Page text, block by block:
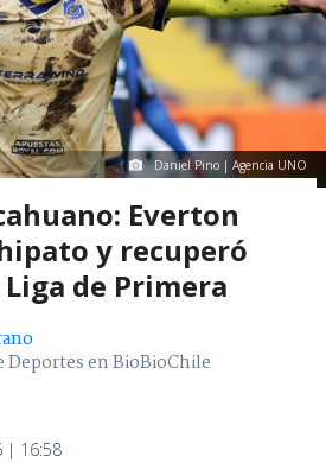
Daniel Pino | Agencia UNO
Everton
y recuperó
de Primera
Deportes en BioBioChile
| 16:58